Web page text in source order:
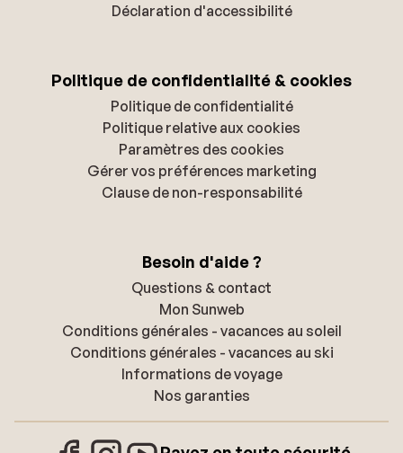
Déclaration d'accessibilité
Politique de confidentialité & cookies
Politique de confidentialité
Politique relative aux cookies
Paramètres des cookies
Gérer vos préférences marketing
Clause de non-responsabilité
Besoin d'aide ?
Questions & contact
Mon Sunweb
Conditions générales - vacances au soleil
Conditions générales - vacances au ski
Informations de voyage
Nos garanties